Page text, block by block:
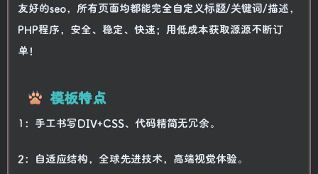
友好的seo，所有页面均都能完全自定义标题/关键词/描述，
PHP程序，安全、稳定、快速；用低成本获取源源不断订
单！
模板特点
1：手工书写DIV+CSS、代码精简无冗余。
2：自适应结构，全球先进技术，高端视觉体验。